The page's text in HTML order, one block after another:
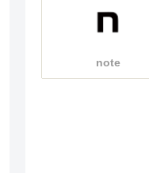
note